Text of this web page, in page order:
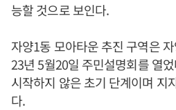
능할 것으로 보인다.
자양1동 모아타운 추진 구역은
23년 5월20일 주민설명회를 열
시작하지 않은 초기 단계이며 지
다.